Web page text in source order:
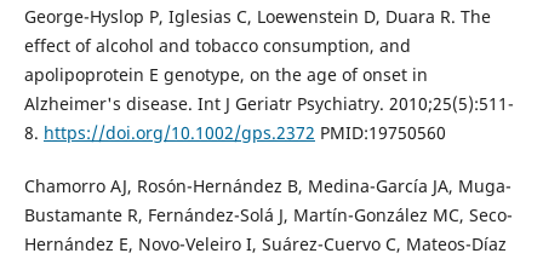
George-Hyslop P, Iglesias C, Loewenstein D, Duara R. The
effect of alcohol and tobacco consumption, and
apolipoprotein E genotype, on the age of onset in
Alzheimer's disease. Int J Geriatr Psychiatry. 2010;25(5):511-
8. https://doi.org/10.1002/gps.2372 PMID:19750560
Chamorro AJ, Rosón-Hernández B, Medina-García JA, Muga-
Bustamante R, Fernández-Solá J, Martín-González MC, Seco-
Hernández E, Novo-Veleiro I, Suárez-Cuervo C, Mateos-Díaz